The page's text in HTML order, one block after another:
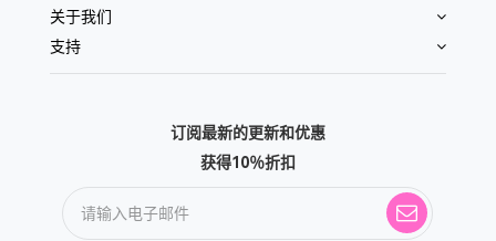
关于我们
支持
订阅最新的更新和优惠
获得10％折扣